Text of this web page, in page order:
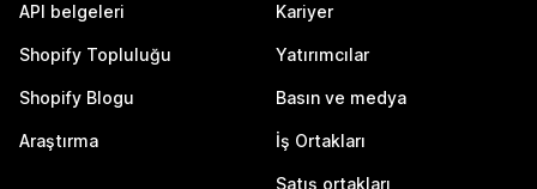
API belgeleri
Shopify Topluluğu
Shopify Blogu
Araştırma
Kariyer
Yatırımcılar
Basın ve medya
İş Ortakları
Satış ortakları